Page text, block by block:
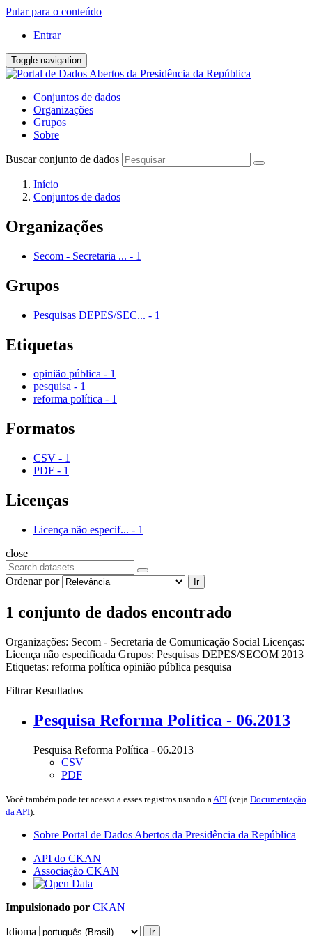
Pular para o conteúdo
Entrar
Toggle navigation
Conjuntos de dados
Organizações
Grupos
Sobre
Buscar conjunto de dados
Início
Conjuntos de dados
Organizações
Secom - Secretaria ... - 1
Grupos
Pesquisas DEPES/SEC... - 1
Etiquetas
opinião pública - 1
pesquisa - 1
reforma política - 1
Formatos
CSV - 1
PDF - 1
Licenças
Licença não especif... - 1
close
Ordenar por Ir
1 conjunto de dados encontrado
Organizações: Secom - Secretaria de Comunicação Social Licenças:
Licença não especificada Grupos: Pesquisas DEPES/SECOM 2013
Etiquetas: reforma política opinião pública pesquisa
Filtrar Resultados
Pesquisa Reforma Política - 06.2013
Pesquisa Reforma Política - 06.2013
CSV
PDF
Você também pode ter acesso a esses registros usando a API (veja Documentação
da API).
Sobre Portal de Dados Abertos da Presidência da República
API do CKAN
Associação CKAN
Impulsionado por CKAN
Idioma Ir